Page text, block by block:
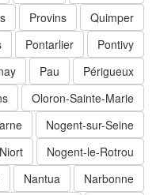
Quimper
Provins
Pontivy
Pontarlier
Périgueux
Pau
Oloron-Sainte-Marie
Nogent-sur-Seine
Nogent-le-Rotrou
Niort
Narbonne
Nantua